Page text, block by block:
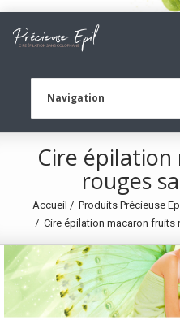
Cire
rouges
Accueil Produits Précieuse
Cire épilation macaron fruits